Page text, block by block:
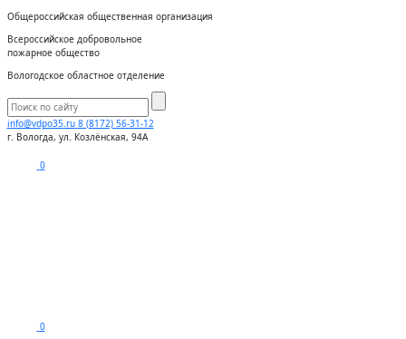
Общероссийская общественная организация
Всероссийское добровольное
пожарное общество
Вологодское областное отделение
info@vdpo35.ru 8 (8172) 56-31-12
г. Вологда, ул. Козлёнская, 94А
0
0